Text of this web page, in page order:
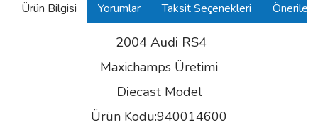
Ürün Bilgisi Yorumlar Taksit Seçenekleri
2004 Audi RS4
Maxichamps Üretimi
Diecast Model
Ürün Kodu:940014600